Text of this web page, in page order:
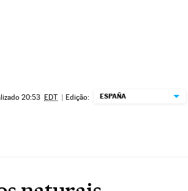
20:53 EDT | Edição: ESPAÑA